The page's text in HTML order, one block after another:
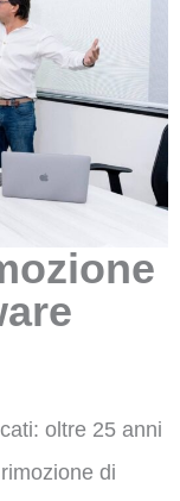
oltre 25 anni
di